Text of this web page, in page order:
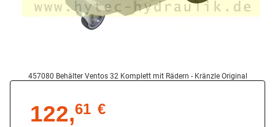
457080 Behälter Ventos 32 Komplett mit Rädern - Kränzle Original
122,61 €